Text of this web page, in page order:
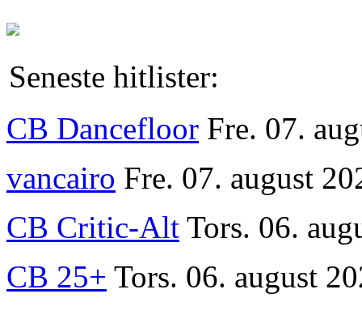
Seneste hitlister:
CB Dancefloor Fre. 07.
vancairo Fre. 07. august
CB Critic-Alt Tors. 06.
CB 25+ Tors. 06. august